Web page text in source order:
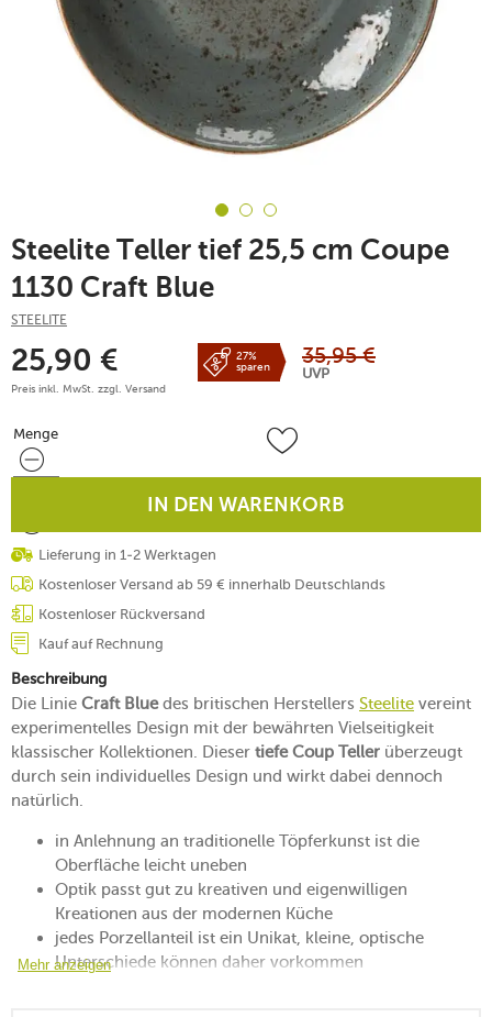
Steelite Teller tief 25,5 cm Coupe
1130 Craft Blue
STEELITE
25,90 €
Preis inkl. MwSt. zzgl. Versand
27%
sparen
35,95 €
UVP
Menge
Menge
IN DEN WARENKORB
Lieferung in 1-2 Werktagen
Kostenloser Versand ab 59 € innerhalb Deutschlands
Kostenloser Rückversand
Kauf auf Rechnung
Beschreibung
Die Linie Craft Bluedes britischen Herstellers Steelite vereint
experimentelles Design mit der bewährten Vielseitigkeit
klassischer Kollektionen. Dieser tiefe Coup Teller überzeugt
durch sein individuelles Design und wirkt dabei dennoch
natürlich.
in Anlehnung an traditionelle Töpferkunst ist die
Oberfläche leicht uneben
Optik passt gut zu kreativen und eigenwilligen
Kreationen aus der modernen Küche
jedes Porzellanteil ist ein Unikat, kleine, optische
Unterschiede können daher vorkommen
Mehr anzeigen